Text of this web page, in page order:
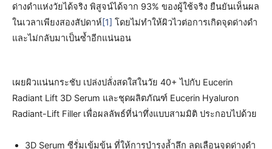
ด่างดำแห่งวัยได้จริง พิสูจน์ได้จาก 93% ของผู้ใช้จริง ยืนยันเห็นผล
ในเวลาเพียงสองสัปดาห์ [1] โดยไม่ทำให้ผิวไวต่อการเกิดจุดด่างดำ
และไม่กลับมาเป็นซ้ำอีกแน่นอน
เผยผิวแน่นกระชับ เปล่งปลั่งสดใสในวัย 40+ ไปกับ Eucerin
Radiant Lift 3D Serum และชุดผลิตภัณฑ์ Eucerin Hyaluron
Radiant-Lift Filler เพื่อผลลัพธ์ที่น่าทึ่งแบบสามมิติ ประกอบไปด้วย
3D Serum ซีรั่มเข้มข้น ที่ให้การบำรุงล้ำลึก ลดเลือนจุดด่างดำ